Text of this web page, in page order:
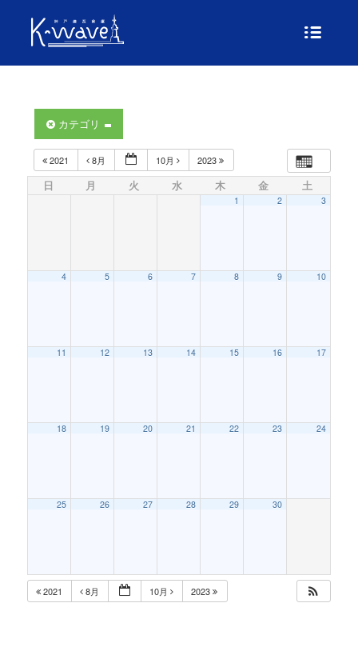
カテゴリ
2021 8月 10月 2023
日 月 火 水 木 金 土
1 2 3
4 5 6 7 8 9 10
11 12 13 14 15 16 17
18 19 20 21 22 23 24
25 26 27 28 29 30
2021 8月 10月 2023